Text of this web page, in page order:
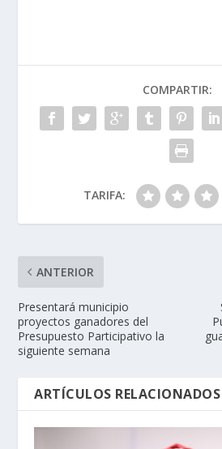
COMPARTIR:
TARIFA:
ANTERIOR
Presentará municipio
proyectos ganadores del
Presupuesto Participativo la
siguiente semana
ARTÍCULOS RELACIONADOS